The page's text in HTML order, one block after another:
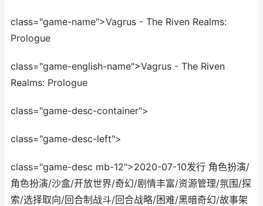
class="game-name">Vagrus - The Riven Realms:
Prologue
class="game-english-name">Vagrus - The Riven
Realms: Prologue
class="game-desc-container">
class="game-desc-left">
class="game-desc mb-12">2020-07-10发行 角色扮演/
角色扮演/沙盒/开放世界/奇幻/剧情丰富/资源管理/氛围/探
索/选择取向/回合制战斗/回合战略/困难/黑暗奇幻/故事架